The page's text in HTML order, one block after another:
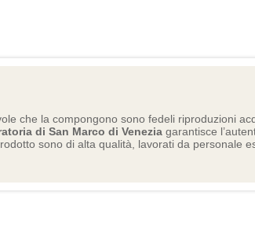
che la compongono sono fedeli riproduzioni
di San Marco di Venezia garantisce
sono di alta qualità, lavorati da personale